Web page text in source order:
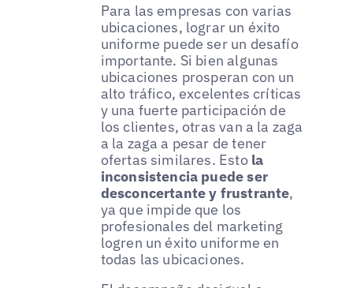
Para las empresas con varias
ubicaciones, lograr un éxito
uniforme puede ser un desafío
importante. Si bien algunas
ubicaciones prosperan con un
alto tráfico, excelentes críticas
y una fuerte participación de
los clientes, otras van a la zaga
a la zaga a pesar de tener
ofertas similares. Esto la
inconsistencia puede ser
desconcertante y frustrante,
ya que impide que los
profesionales del marketing
logren un éxito uniforme en
todas las ubicaciones.